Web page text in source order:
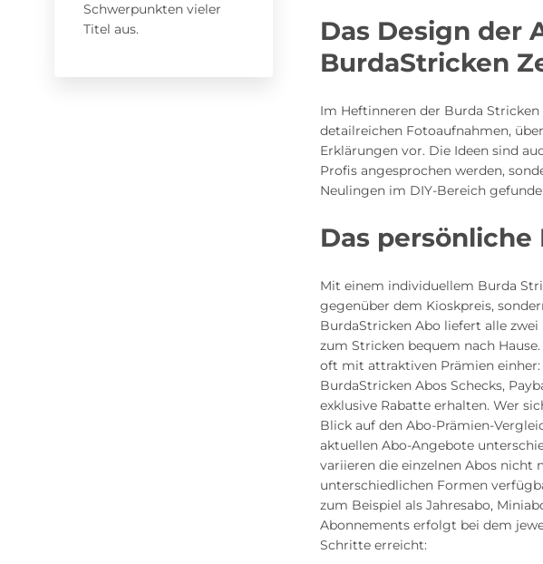
Schwerpunkten vieler
Titel aus.
Das Design der
BurdaStricken
Im Heftinneren der Burda
detailreichen Fotoaufnahmen,
Erklärungen vor. Die Ideen sind
Profis angesprochen werden,
Neulingen im DIY-Bereich
Das
Mit einem individuellem Burda
gegenüber dem Kioskpreis,
BurdaStricken Abo liefert alle
zum Stricken bequem nach
oft mit attraktiven Prämien
BurdaStricken Abos Schecks,
exklusive Rabatte erhalten. Wer
Blick auf den Abo-Prämien-
aktuellen Abo-Angebote
variieren die einzelnen Abos nicht
unterschiedlichen Formen
zum Beispiel als Jahresabo,
Abonnements erfolgt bei dem
Schritte erreicht: